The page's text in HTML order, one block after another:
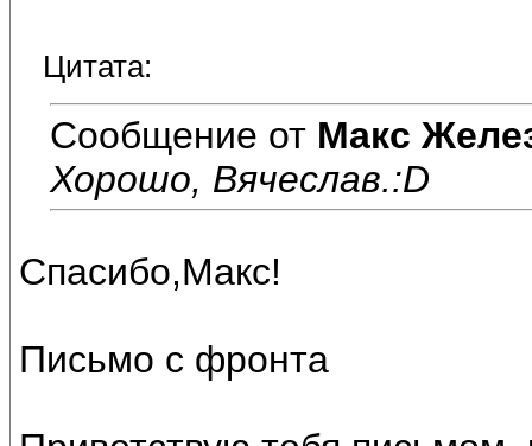
Цитата:
Сообщение от Макс
Хорошо, Вячеслав.:D
Спасибо,Макс!
Письмо с фронта